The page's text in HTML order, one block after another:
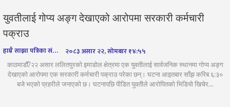
युवतीलाई गोप्य अङ्ग देखाएको आरोपमा सरकारी कर्मचारी
पक्राउ
हाम्रै साझा पत्रिका संवाददाता २०८३ असार २२, सोमबार १४:५५
काठमाडौँ/२२ असार ललितपुरको इमाडोल क्षेत्रमा एक युवतीलाई सार्वजनिक स्थानमा गोप्य अङ्ग
देखाएको आरोपमा एक सरकारी कर्मचारी पक्राउ परेका छन्। घटना आइतबार साँझ करिब ६:३०
बजे भएको प्रहरीले जनाएको छ। घटनापछि पीडित युवतीले आरोपितको भिडियो खिचेर…